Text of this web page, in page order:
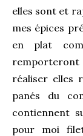
elles sont et
mes épices
en plat
remporteront
réaliser elles
panés du
contiennent
pour moi